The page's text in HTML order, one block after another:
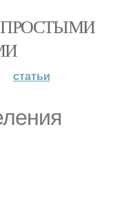
ПРОСТЫМИ
статьи